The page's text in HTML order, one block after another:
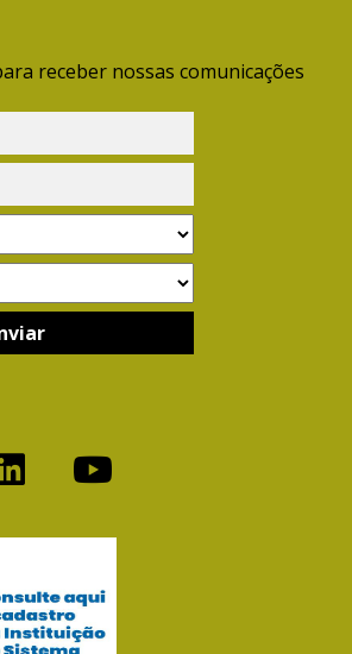
receber nossas comunicações